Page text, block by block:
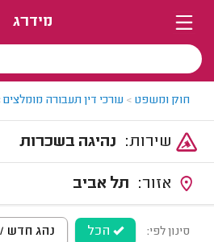
מידרג
חוק ומשפט > עורכי דין תעבורה מומלצים
נהיגה בשכרות
תל אביב
סינון לפי: הכל נהג חדש